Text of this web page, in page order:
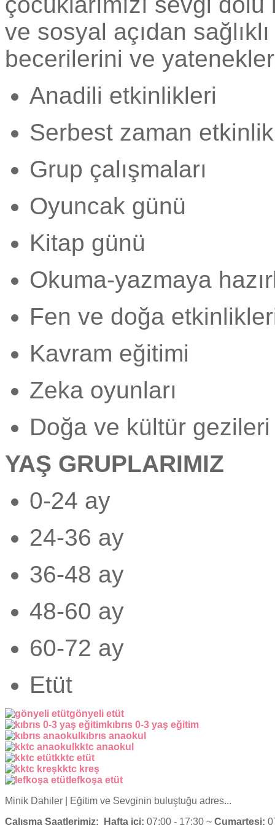
ve sosyal açıdan
becerilerini ve
Anadili etkinlikleri
Serbest zaman
Grup çalışmaları
Oyuncak günü
Kitap günü
Okuma-yazmaya
Fen ve doğa
Kavram eğitimi
Zeka oyunları
Doğa ve kültür
YAŞ GRUPLARIMIZ
0-24 ay
24-36 ay
36-48 ay
48-60 ay
60-72 ay
Etüt
gönyeli etüt
kıbrıs 0-3 yaş eğitim
kıbrıs anaokul
kktc anaokul
kktc etüt
kktc kreş
lefkoşa etüt
Minik Dahiler | Eğitim ve Sevginin buluştuğu adres...
Çalışma Saatlerimiz:
Hafta içi: 07:00 - 17:30 ~ Cumartesi: